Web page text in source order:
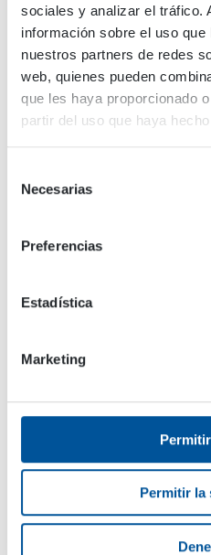
sociales y analizar el tráfico.
información sobre el uso
nuestros partners de redes
web, quienes pueden
que les haya proporcionado
partir del uso que haya
Necesarias
Preferencias
Estadística
Marketing
Permitir la
Nombre de pila
País *
Correo electrónico *
Número de teléfono